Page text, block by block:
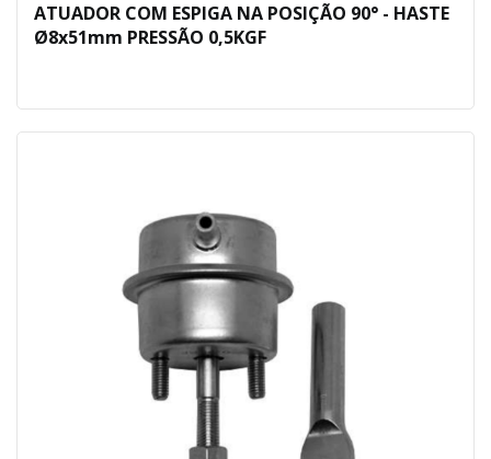
ATUADOR COM ESPIGA NA POSIÇÃO 90° - HASTE
Ø8x51mm PRESSÃO 0,5KGF